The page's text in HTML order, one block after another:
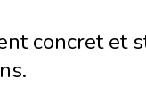
concret et